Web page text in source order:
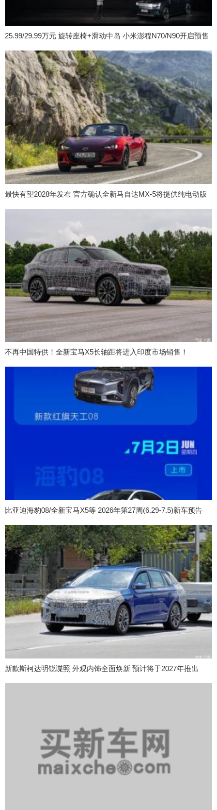
25.99/29.99万元 旋转座椅+滑动中岛 小米澎程N70/N90开启预售
最快有望2028年发布 官方确认全新马自达MX-5将提供纯电动版
不再中国特供！全新宝马X5长轴距将进入印度市场销售！
比亚迪海豹08/全新宝马X5等 2026年第27周(6.29-7.5)新车预告
新款斯柯达明锐谍照 外观内饰全面焕新 预计将于2027年推出